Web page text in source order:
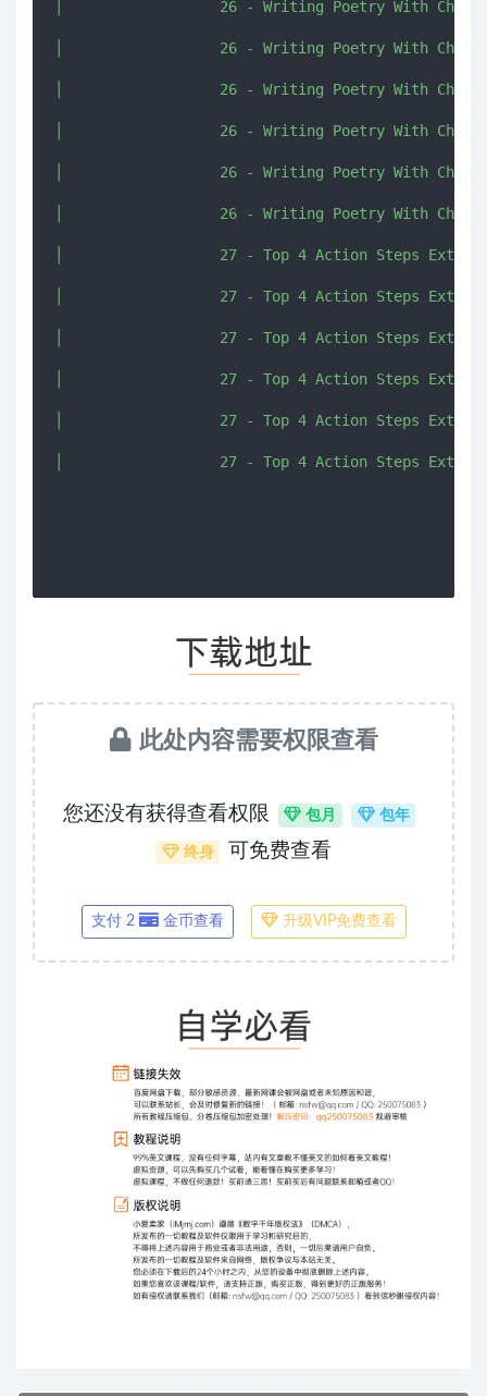
此处内容需要权限查看
您还没有获得查看权限 包月 包年
终身 可免费查看
支付 2 金币查看 升级VIP免费查看